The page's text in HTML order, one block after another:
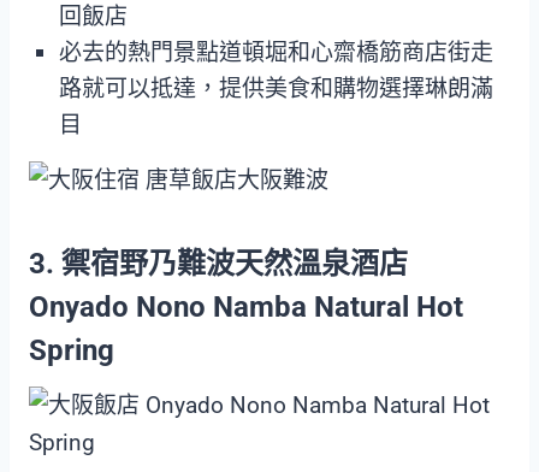
回飯店
必去的熱門景點道頓堀和心齋橋筋商店街走
路就可以抵達，提供美食和購物選擇琳朗滿
目
3. 禦宿野乃難波天然溫泉酒店
Onyado Nono Namba Natural Hot
Spring